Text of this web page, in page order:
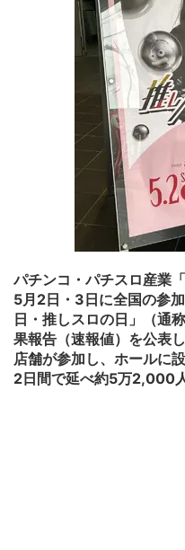
パチンコ・パチスロ産業
5月2日・3日に全国の参
日・推しスロの日」（通
果報告（速報値）を公表
店舗が参加し、ホールに
2日間で延べ約5万2,000